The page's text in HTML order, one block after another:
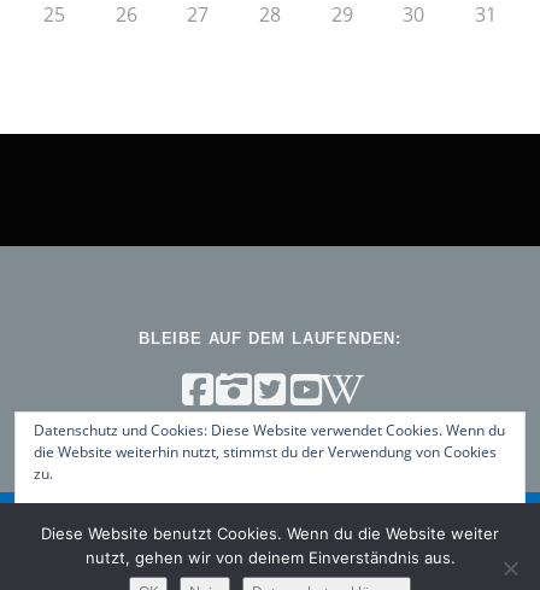
25 26 27 28 29 30 31
BLEIBE AUF DEM LAUFENDEN:
Copyright © 2026 ViNN:Log – Blog des ViNN:Lab –
OnePress
Theme von FameThemes
Datenschutz und Cookies: Diese Website verwendet Cookies. Wenn du
die Website weiterhin nutzt, stimmst du der Verwendung von Cookies
zu.
findest du hier:Datenschutz-Richtlinie
Diese Website benutzt Cookies. Wenn du die Website weiter
nutzt, gehen wir von deinem Einverständnis aus.